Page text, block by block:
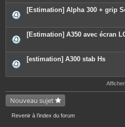
[Estimation] Alpha 300 + grip
[Estimation] A350 avec écran
[estimation] A300 stab Hs
Nouveau sujet
Revenir à l’index du forum